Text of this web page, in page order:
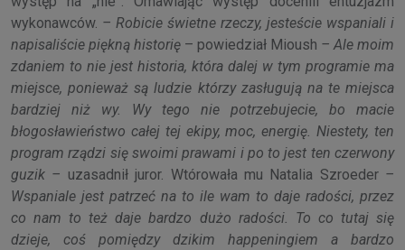
wykonawców. – Robicie świetne rzeczy, jesteście wspaniali i
napisaliście piękną historię – powiedział Mioush – Ale moim
zdaniem to nie jest historia, która dalej w tym programie ma
miejsce, ponieważ są ludzie którzy zasługują na te miejsca
bardziej niż wy. Wy tego nie potrzebujecie, bo macie
błogosławieństwo całej tej ekipy, moc, energię. Niestety, ten
program rządzi się swoimi prawami i po to jest ten czerwony
guzik – uzasadnił juror. Wtórowała mu Natalia Szroeder –
Wspaniale jest patrzeć na to ile wam to daje radości, przez
co nam to też daje bardzo dużo radości. To co tutaj się
dzieje, coś pomiędzy dzikim happeningiem a bardzo